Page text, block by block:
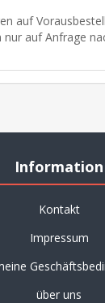
auf
nur auf Anfrage
Information
Kontakt
Impressum
über uns